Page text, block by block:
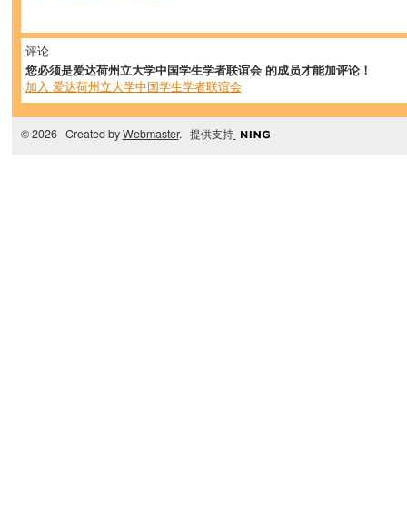
评论
您必须是爱达荷州立大学中国学生学者联谊会 的成员才能加评论！
加入 爱达荷州立大学中国学生学者联谊会
© 2026 Created byWebmaster. 提供支持